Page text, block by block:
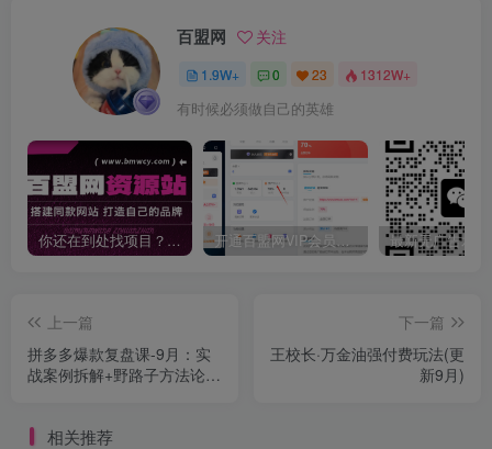
百盟网 关注
1.9W+ 0 23 1312W+
有时候必须做自己的英雄
你还在到处找项目？还在当韭菜？我靠卖项目一个月收入5万+，曾经我也是个失败者。 开通百盟网VIP会员，尊享全站资源免费下载，享70%的推广提成！！【限时五折优惠】
上一篇
拼多多爆款复盘课-9月：实
战案例拆解+野路子方法论，
下一篇
王校长·万金油强付费玩法(更
新9月)
相关推荐